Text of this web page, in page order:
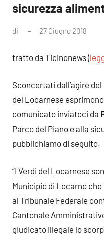
sicurezza
di 27 Giugno 2018
tratto da Ticinonews (
Sconcertati dall’agire
del Locarnese
comunicato inviatoci da
Parco del Piano e alla
pubblichiamo di seguito.
“I Verdi del Locarnese
Municipio di Locarno
al Tribunale Federale
Cantonale
giudicato illegale lo